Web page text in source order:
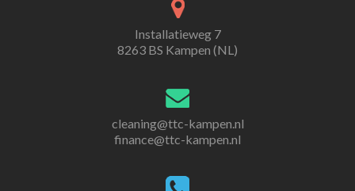
Installatieweg 7
8263 BS Kampen (NL)
cleaning@ttc-kampen.nl
finance@ttc-kampen.nl